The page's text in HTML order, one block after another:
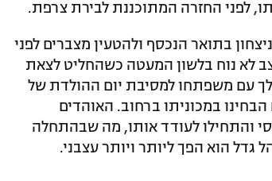
לפני החזרה המתוכננת לבירת צרפת.
בתואר הנכסף ולהטעין מצברים לפני
לא נוח בלשון המעטה כשהחליט לצאת
עם משפתחו למסיבת יום ההולדת של
במכוניתו ברחוב. האוהדים
והתחילו לעודד אותו, מה שבהתחלה
הוא הפך ליותר ויותר עצבני.